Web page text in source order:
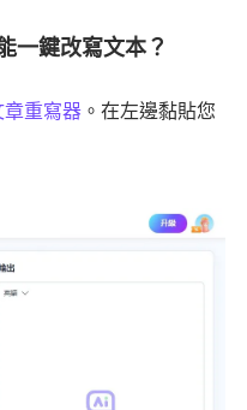
鍵改寫文本？
重寫器 。在左邊黏貼您